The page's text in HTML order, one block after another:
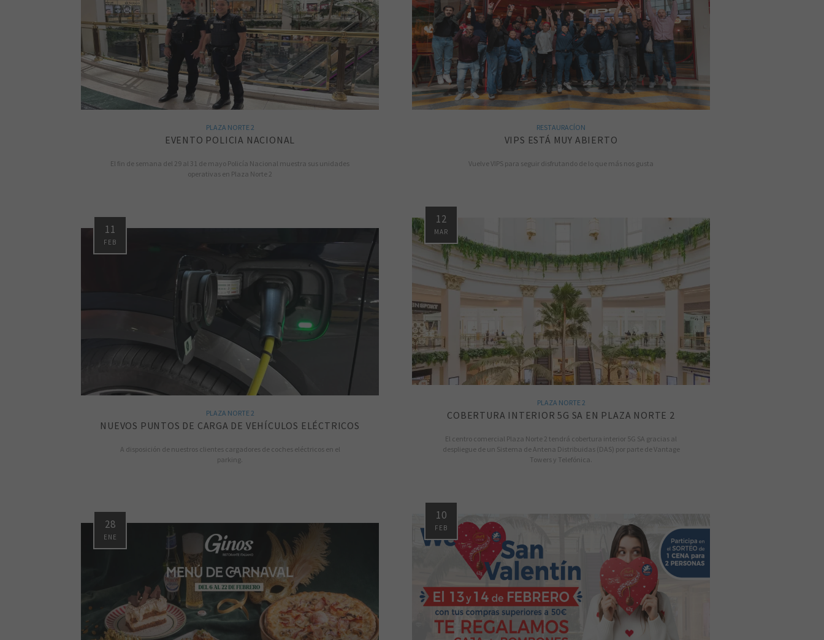
PLAZA NORTE 2
EVENTO POLICIA NACIONAL
El fin de semana del 29 al 31 de mayo Policía Nacional muestra sus unidades
operativas en Plaza Norte 2
RESTAURACÍON
VIPS ESTÁ MUY ABIERTO
Vuelve VIPS para seguir disfrutando de lo que más nos gusta
12
MAR
PLAZA NORTE 2
COBERTURA INTERIOR 5G SA EN PLAZA NORTE 2
El centro comercial Plaza Norte 2 tendrá cobertura interior 5G SA gracias al
despliegue de un Sistema de Antena Distribuidas (DAS) por parte de Vantage
Towers y Telefónica.
11
FEB
PLAZA NORTE 2
NUEVOS PUNTOS DE CARGA DE VEHÍCULOS ELÉCTRICOS
A disposición de nuestros clientes cargadores de coches eléctricos en el
parking.
10
FEB
28
ENE